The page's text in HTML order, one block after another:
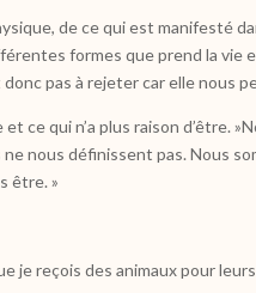
de ce qui est manifesté
formes que prend la vie
pas à rejeter car elle nous
ce qui n’a plus raison d’être.
nous définissent pas. Nous
être. »
je reçois des animaux pour